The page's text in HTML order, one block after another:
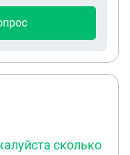
сейчас сестра
мне делать
сколько